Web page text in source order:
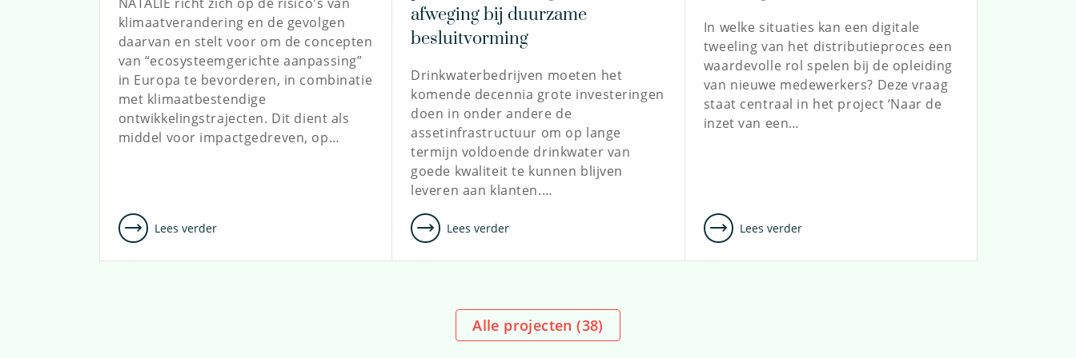
lyroudia@kwrwater.nl
klimaatverandering en de gevolgen
daarvan en stelt voor om de concepten
van “ecosysteemgerichte aanpassing”
in Europa te bevorderen, in combinatie
met klimaatbestendige
ontwikkelingstrajecten. Dit dient als
middel voor impactgedreven, op…
Lees verder
afweging bij duurzame
besluitvorming
Drinkwaterbedrijven moeten het
komende decennia grote investeringen
doen in onder andere de
assetinfrastructuur om op lange
termijn voldoende drinkwater van
goede kwaliteit te kunnen blijven
leveren aan klanten.…
Lees verder
In welke situaties kan een digitale
tweeling van het distributieproces een
waardevolle rol spelen bij de opleiding
van nieuwe medewerkers? Deze vraag
staat centraal in het project ‘Naar de
inzet van een…
Lees verder
Alle projecten (38)